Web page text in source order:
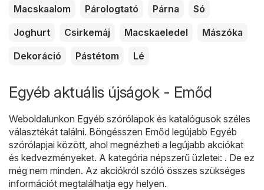
Macskaalom
Párologtató Párna
Só
Joghurt
Csirkemáj Macskaeledel
Mászóka
Dekoráció
Pástétom Lé
Egyéb aktuális újságok - Emőd
Weboldalunkon Egyéb szórólapok és katalógusok széles
választékát találni. Böngésszen Emőd legújabb Egyéb
szórólapjai között, ahol megnézheti a legújabb akciókat
és kedvezményeket. A kategória népszerű üzletei: . De ez
még nem minden. Az akciókról szóló összes szükséges
információt megtalálhatja egy helyen.